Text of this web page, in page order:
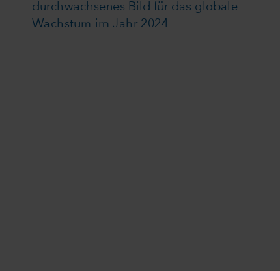
durchwachsenes Bild für das globale
Wachstum im Jahr 2024